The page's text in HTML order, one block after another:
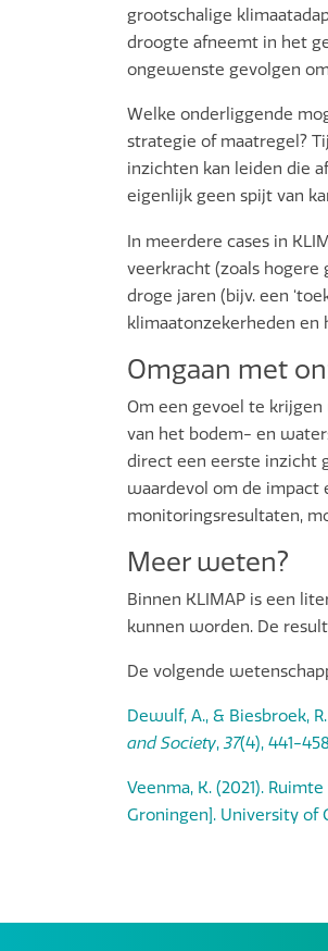
grootschalige
droogte afneemt in het
ongewenste gevolgen
Welke onderliggende
strategie of maatregel?
inzichten kan leiden die
eigenlijk geen spijt van
In meerdere cases in
veerkracht (zoals hogere
droge jaren (bijv. een
klimaatonzekerheden
Omgaan met
Om een gevoel te
van het bodem- en
direct een eerste inzicht
waardevol om de
monitoringsresultaten,
Meer weten?
Binnen KLIMAP is een
kunnen worden. De
De volgende
Dewulf, A., & Biesbroek,
and Society,37(4), 441-458
Veenma, K. (2021).
Groningen]. University of